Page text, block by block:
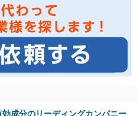
成分のリーディングカンパニー